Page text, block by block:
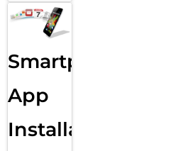
Smartphone
App
Installation